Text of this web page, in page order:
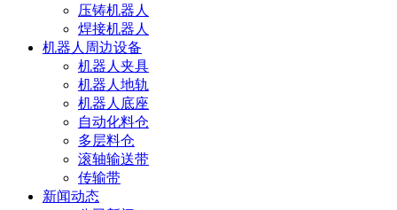
压铸机器人
焊接机器人
机器人周边设备
机器人夹具
机器人地轨
机器人底座
自动化料仓
多层料仓
滚轴输送带
传输带
新闻动态